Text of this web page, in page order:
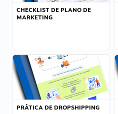
CHECKLIST DE PLANO DE
MARKETING
PRÁTICA DE DROPSHIPPING